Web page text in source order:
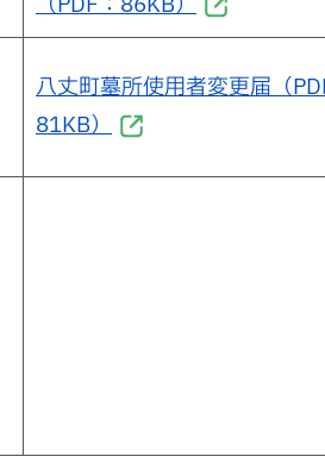
八丈町墓所使用者変更届（
81KB）